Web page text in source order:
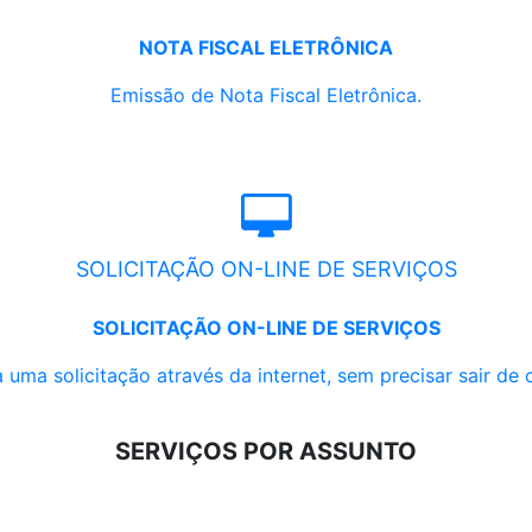
NOTA FISCAL ELETRÔNICA
Emissão de Nota Fiscal Eletrônica.
SOLICITAÇÃO ON-LINE DE SERVIÇOS
SOLICITAÇÃO ON-LINE DE SERVIÇOS
uma solicitação através da internet, sem precisar sair de
SERVIÇOS POR ASSUNTO